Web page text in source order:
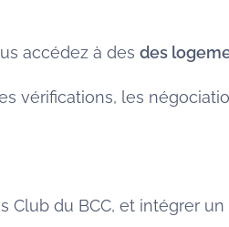
accédez à des des
vérifications, les
Club du BCC, et intégrer un